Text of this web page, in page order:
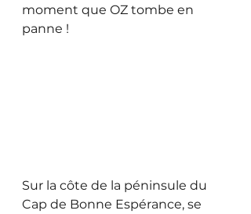
moment que OZ tombe en
panne !
Sur la côte de la péninsule du
Cap de Bonne Espérance, se